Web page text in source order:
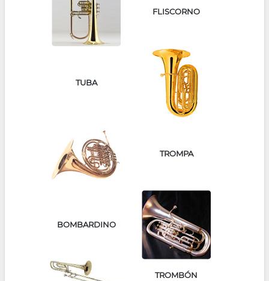
FLISCORNO
TUBA
TROMPA
BOMBARDINO
TROMBÓN